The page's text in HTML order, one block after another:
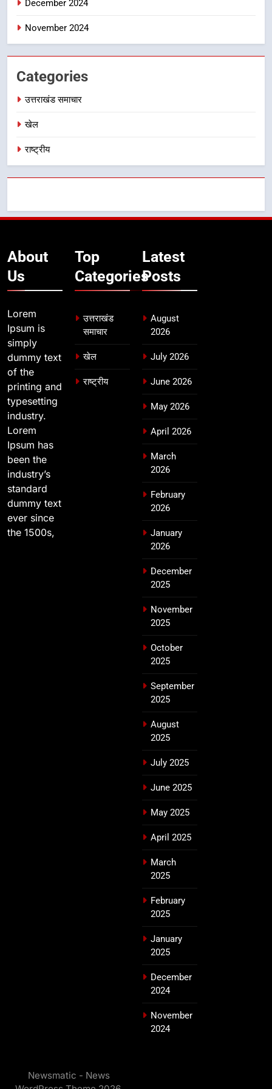
December 2024
November 2024
Categories
उत्तराखंड समाचार
खेल
राष्ट्रीय
About
Us
Lorem
Ipsum is
simply
dummy text
of the
printing and
typesetting
industry.
Lorem
Ipsum has
been the
industry’s
standard
dummy text
ever since
the 1500s,
Top
Categories
उत्तराखंड
समाचार
खेल
राष्ट्रीय
Latest
Posts
August
2026
July 2026
June 2026
May 2026
April 2026
March
2026
February
2026
January
2026
December
2025
November
2025
October
2025
September
2025
August
2025
July 2025
June 2025
May 2025
April 2025
March
2025
February
2025
January
2025
December
2024
November
2024
Newsmatic - News